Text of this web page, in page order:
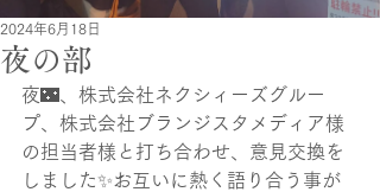
夜の部
2024年6月18日
夜🌃、株式会社ネクシィーズグルー
プ、株式会社ブランジスタメディア様
の担当者様と打ち合わせ、意見交換を
しました✨お互いに熱く語り合う事が